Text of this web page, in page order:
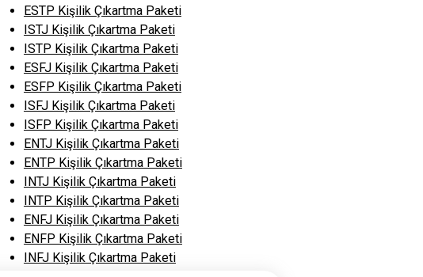
ESTP Kişilik Çıkartma Paketi
ISTJ Kişilik Çıkartma Paketi
ISTP Kişilik Çıkartma Paketi
ESFJ Kişilik Çıkartma Paketi
ESFP Kişilik Çıkartma Paketi
ISFJ Kişilik Çıkartma Paketi
ISFP Kişilik Çıkartma Paketi
ENTJ Kişilik Çıkartma Paketi
ENTP Kişilik Çıkartma Paketi
INTJ Kişilik Çıkartma Paketi
INTP Kişilik Çıkartma Paketi
ENFJ Kişilik Çıkartma Paketi
ENFP Kişilik Çıkartma Paketi
INFJ Kişilik Çıkartma Paketi